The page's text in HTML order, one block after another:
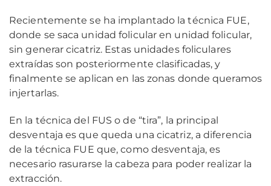
Recientemente se ha implantado la técnica FUE,
donde se saca unidad folicular en unidad folicular,
sin generar cicatriz. Estas unidades foliculares
extraídas son posteriormente clasificadas, y
finalmente se aplican en las zonas donde queramos
injertarlas.
En la técnica del FUS o de “tira”, la principal
desventaja es que queda una cicatriz, a diferencia
de la técnica FUE que, como desventaja, es
necesario rasurarse la cabeza para poder realizar la
extracción.